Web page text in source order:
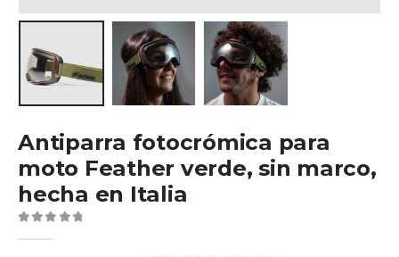
Antiparra fotocrómica para
moto Feather verde, sin marco,
hecha en Italia